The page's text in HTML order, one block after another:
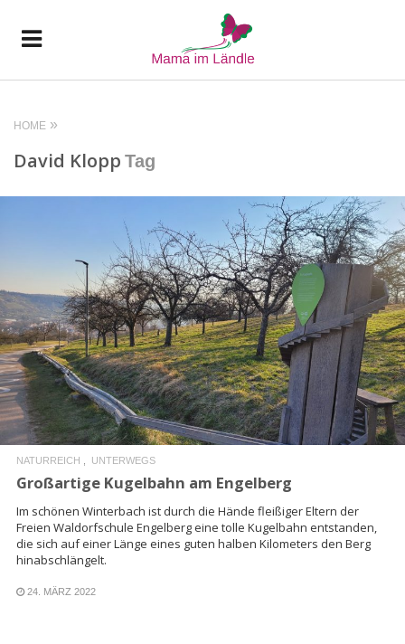
HOME
David Klopp Tag
READ MORE
NATURREICH UNTERWEGS
Großartige Kugelbahn am Engelberg
Im schönen Winterbach ist durch die Hände fleißiger Eltern der
Freien Waldorfschule Engelberg eine tolle Kugelbahn entstanden,
die sich auf einer Länge eines guten halben Kilometers den Berg
hinabschlängelt.
24. MÄRZ 2022